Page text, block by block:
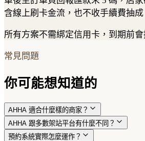
含線上刷卡金流，也不收手續費抽成
所有方案不需綁定信用卡，到期前
常見問題
你可能想知道的
AHHA 適合什麼樣的商家？
AHHA 跟多數架站平台有什麼不同？
預約系統實際怎麼運作？